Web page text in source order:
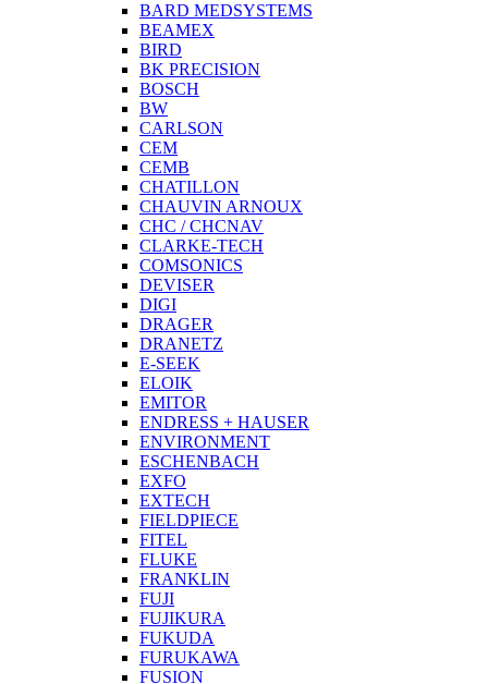
BARD MEDSYSTEMS
BEAMEX
BIRD
BK PRECISION
BOSCH
BW
CARLSON
CEM
CEMB
CHATILLON
CHAUVIN ARNOUX
CHC / CHCNAV
CLARKE-TECH
COMSONICS
DEVISER
DIGI
DRAGER
DRANETZ
E-SEEK
ELOIK
EMITOR
ENDRESS + HAUSER
ENVIRONMENT
ESCHENBACH
EXFO
EXTECH
FIELDPIECE
FITEL
FLUKE
FRANKLIN
FUJI
FUJIKURA
FUKUDA
FURUKAWA
FUSION